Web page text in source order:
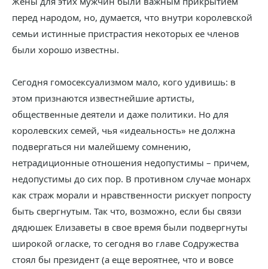
перед народом, но, думается, что внутри королевской
семьи истинные пристрастия некоторых ее членов
были хорошо известны.
Сегодня гомосексуализмом мало, кого удивишь: в
этом признаются известнейшие артисты,
общественные деятели и даже политики. Но для
королевских семей, чья «идеальность» не должна
подвергаться ни малейшему сомнению,
нетрадиционные отношения недопустимы – причем,
недопустимы до сих пор. В противном случае монарх
как страж морали и нравственности рискует попросту
быть свергнутым. Так что, возможно, если бы связи
дядюшек Елизаветы в свое время были подвергнуты
широкой огласке, то сегодня во главе Содружества
стоял бы президент (а еще вероятнее, что и вовсе